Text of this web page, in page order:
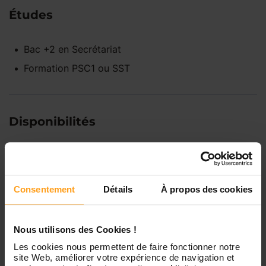
Consentement Détails À propos des cookies
Nous utilisons des Cookies !
Les cookies nous permettent de faire fonctionner notre
site Web, améliorer votre expérience de navigation et
Études
Bac +2 en Secrétariat
Formation PSC1 ou SST
Disponibilités
Indisponible
Mardi
Vous souhaitez connaître les
disponibilités de Florence ?